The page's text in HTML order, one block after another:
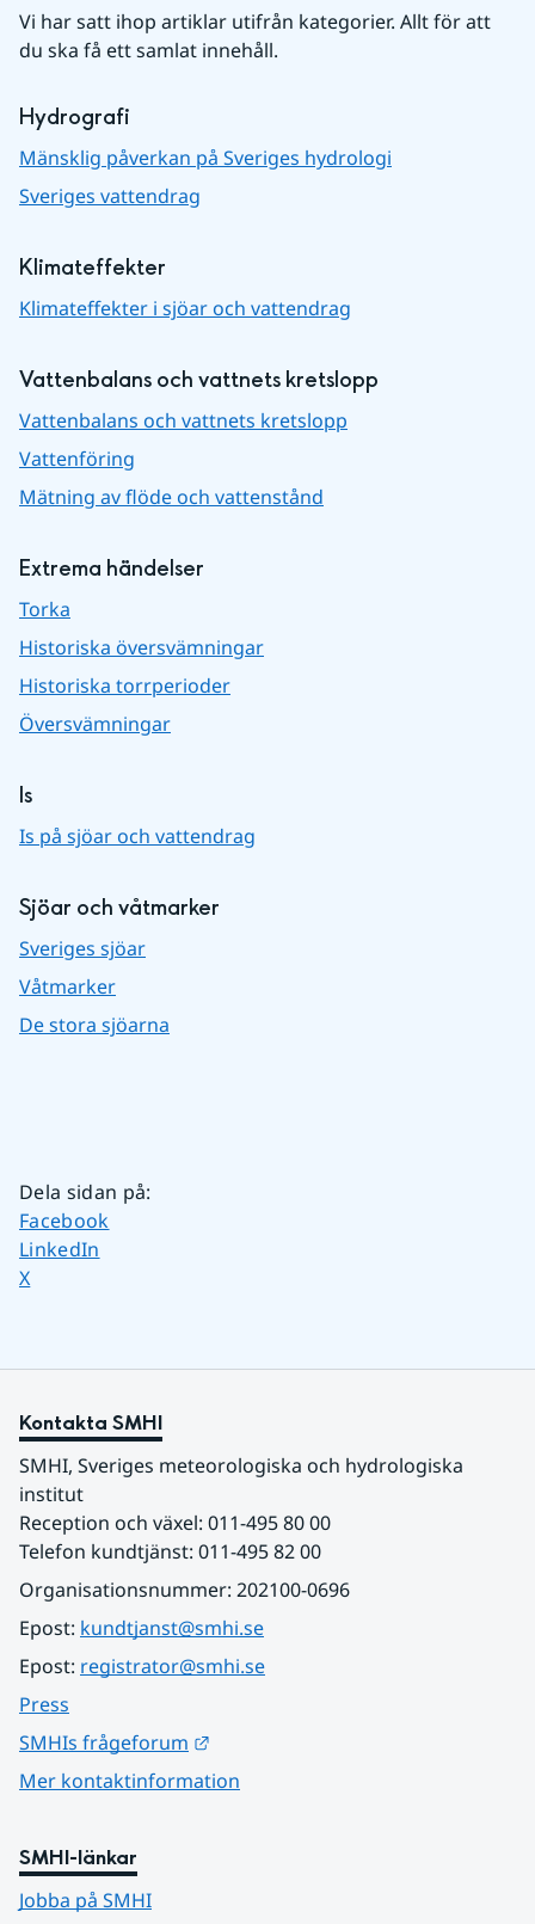
Vi har satt ihop artiklar utifrån kategorier. Allt för att
du ska få ett samlat innehåll.
Hydrografi
Mänsklig påverkan på Sveriges hydrologi
Sveriges vattendrag
Klimateffekter
Klimateffekter i sjöar och vattendrag
Vattenbalans och vattnets kretslopp
Vattenbalans och vattnets kretslopp
Vattenföring
Mätning av flöde och vattenstånd
Extrema händelser
Torka
Historiska översvämningar
Historiska torrperioder
Översvämningar
Is
Is på sjöar och vattendrag
Sjöar och våtmarker
Sveriges sjöar
Våtmarker
De stora sjöarna
Dela sidan på:
Dela sidan på
Facebook
Dela sidan på
LinkedIn
Dela sidan på
X
Kontakta SMHI
SMHI, Sveriges meteorologiska och hydrologiska
institut
Reception och växel: 011-495 80 00
Telefon kundtjänst: 011-495 82 00
Organisationsnummer: 202100-0696
Epost: kundtjanst@smhi.se
Epost: registrator@smhi.se
Press
SMHIs frågeforum
Mer kontaktinformation
SMHI-länkar
Jobba på SMHI